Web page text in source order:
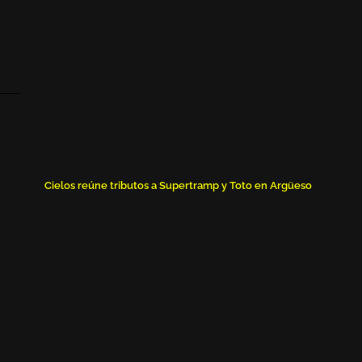
Cielos reúne tributos a Supertramp y Toto en Argüeso